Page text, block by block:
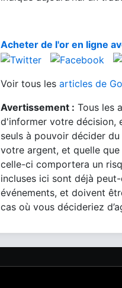
Acheter de l'or en ligne
Voir tous les articles de
Avertissement : Tous les
d'informer votre décision,
seuls à pouvoir décider
votre argent, et quelle
celle-ci comportera un
incluses ici sont déjà
événements, et doivent
cas où vous décideriez